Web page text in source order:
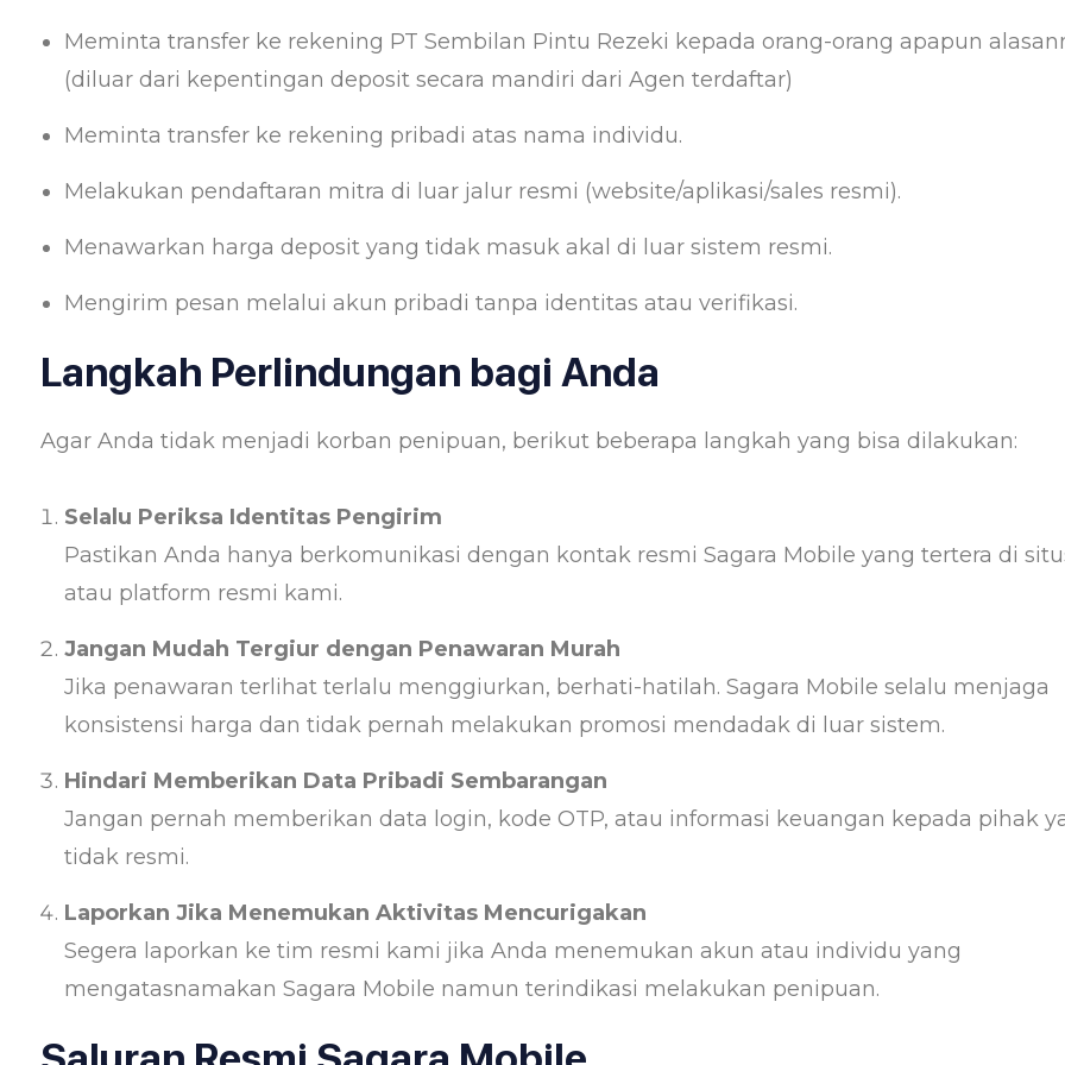
Meminta transfer ke rekening PT Sembilan Pintu Rezeki kepada orang-orang apapun
(diluar dari kepentingan deposit secara mandiri dari Agen terdaftar)
Meminta transfer ke rekening pribadi atas nama individu.
Melakukan pendaftaran mitra di luar jalur resmi (website/aplikasi/sales resmi).
Menawarkan harga deposit yang tidak masuk akal di luar sistem resmi.
Mengirim pesan melalui akun pribadi tanpa identitas atau verifikasi.
Langkah Perlindungan bagi Anda
Agar Anda tidak menjadi korban penipuan, berikut beberapa langkah yang bisa dilakukan:
Selalu Periksa Identitas Pengirim
Pastikan Anda hanya berkomunikasi dengan kontak resmi Sagara Mobile yang tertera di
atau platform resmi kami.
Jangan Mudah Tergiur dengan Penawaran Murah
Jika penawaran terlihat terlalu menggiurkan, berhati-hatilah. Sagara Mobile selalu menjaga
konsistensi harga dan tidak pernah melakukan promosi mendadak di luar sistem.
Hindari Memberikan Data Pribadi Sembarangan
Jangan pernah memberikan data login, kode OTP, atau informasi keuangan kepada pihak
tidak resmi.
Laporkan Jika Menemukan Aktivitas Mencurigakan
Segera laporkan ke tim resmi kami jika Anda menemukan akun atau individu yang
mengatasnamakan Sagara Mobile namun terindikasi melakukan penipuan.